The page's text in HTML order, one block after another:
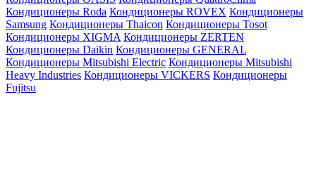
Кондиционеры Roda Кондиционеры ROVEX Кондиционеры
Samsung Кондиционеры Thaicon Кондиционеры Tosot
Кондиционеры XIGMA Кондиционеры ZERTEN
Кондиционеры Daikin Кондиционеры GENERAL
Кондиционеры Mitsubishi Electric Кондиционеры Mitsubishi
Heavy Industries Кондиционеры VICKERS Кондиционеры
Fujitsu